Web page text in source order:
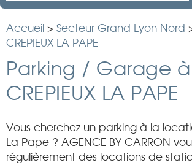
Accueil > Secteur Grand Lyon Nord
CREPIEUX LA PAPE
Parking / Garage
CREPIEUX LA PAPE
Vous cherchez un parking à la
La Pape ? AGENCE BY CARRON
régulièrement des locations de